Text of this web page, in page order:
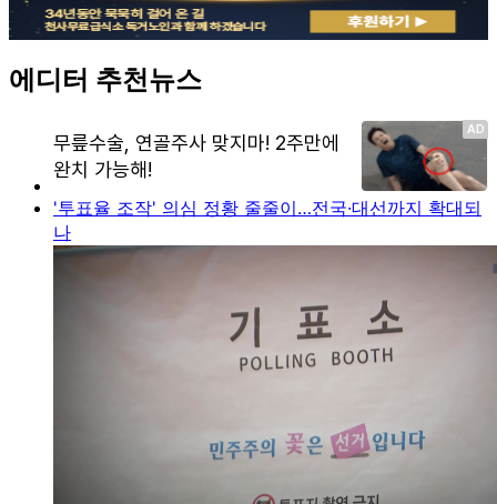
에디터 추천뉴스
'투표율 조작' 의심 정황 줄줄이…전국·대선까지 확대되
나